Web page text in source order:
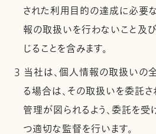
された利用目的の達成に必要
報の取扱いを行わないこと及
じることを含みます。
3 当社は、個人情報の取扱いの
る場合は、その取扱いを委託
管理が図られるよう、委託を
つ適切な監督を行います。